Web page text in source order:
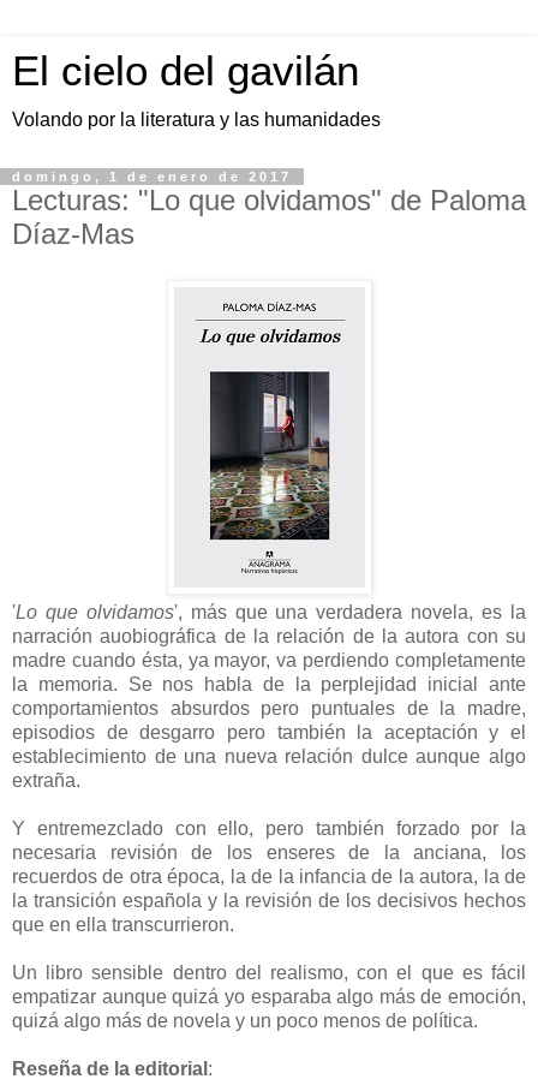
El cielo del gavilán
Volando por la literatura y las humanidades
domingo, 1 de enero de 2017
Lecturas: "Lo que olvidamos" de Paloma
Díaz-Mas
'Lo que olvidamos', más que una verdadera novela, es la
narración auobiográfica de la relación de la autora con su
madre cuando ésta, ya mayor, va perdiendo completamente
la memoria. Se nos habla de la perplejidad inicial ante
comportamientos absurdos pero puntuales de la madre,
episodios de desgarro pero también la aceptación y el
establecimiento de una nueva relación dulce aunque algo
extraña.
Y entremezclado con ello, pero también forzado por la
necesaria revisión de los enseres de la anciana, los
recuerdos de otra época, la de la infancia de la autora, la de
la transición española y la revisión de los decisivos hechos
que en ella transcurrieron.
Un libro sensible dentro del realismo, con el que es fácil
empatizar aunque quizá yo esparaba algo más de emoción,
quizá algo más de novela y un poco menos de política.
Reseña de la editorial :